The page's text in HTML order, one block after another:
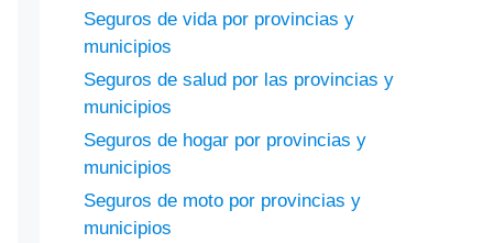
Seguros de vida por provincias y
municipios
Seguros de salud por las provincias y
municipios
Seguros de hogar por provincias y
municipios
Seguros de moto por provincias y
municipios